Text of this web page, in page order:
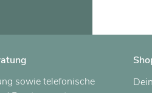
sowie telefonische